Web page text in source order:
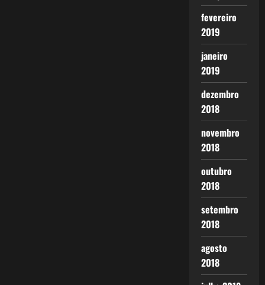
fevereiro
2019
janeiro
2019
dezembro
2018
novembro
2018
outubro
2018
setembro
2018
agosto
2018